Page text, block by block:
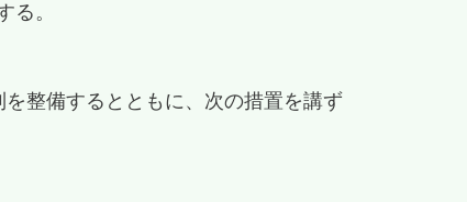
る。
整備するとともに、次の措置を講ず